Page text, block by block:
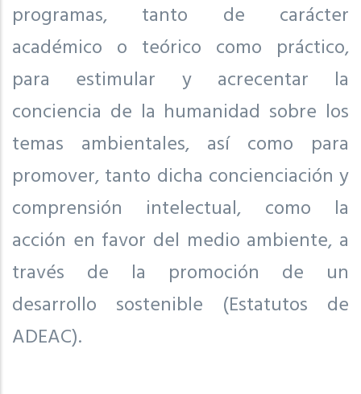
programas, tanto de carácter
académico o teórico como práctico,
para estimular y acrecentar la
conciencia de la humanidad sobre los
temas ambientales, así como para
promover, tanto dicha concienciación y
comprensión intelectual, como la
acción en favor del medio ambiente, a
través de la promoción de un
desarrollo sostenible (Estatutos de
ADEAC).